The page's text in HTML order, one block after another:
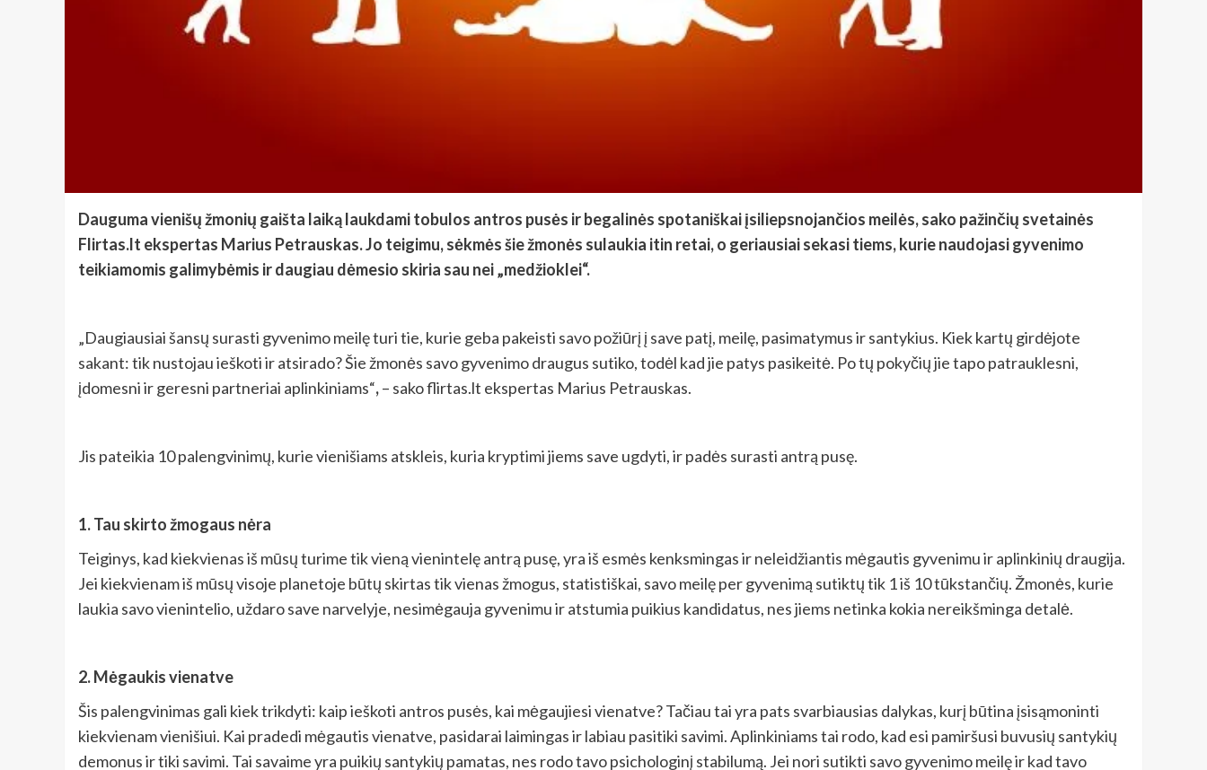
Dauguma vienišų žmonių gaišta laiką laukdami tobulos antros pusės ir begalinės spotaniškai įsiliepsnojančios meilės, sako pažinčių svetainės
Flirtas.lt ekspertas Marius Petrauskas. Jo teigimu, sėkmės šie žmonės sulaukia itin retai, o geriausiai sekasi tiems, kurie naudojasi gyvenimo
teikiamomis galimybėmis ir daugiau dėmesio skiria sau nei „medžioklei“.
„Daugiausiai šansų surasti gyvenimo meilę turi tie, kurie geba pakeisti savo požiūrį į save patį, meilę, pasimatymus ir santykius. Kiek kartų girdėjote
sakant: tik nustojau ieškoti ir atsirado? Šie žmonės savo gyvenimo draugus sutiko, todėl kad jie patys pasikeitė. Po tų pokyčių jie tapo patrauklesni,
įdomesni ir geresni partneriai aplinkiniams“,– sako flirtas.lt ekspertas Marius Petrauskas.
Jis pateikia 10 palengvinimų, kurie vienišiams atskleis, kuria kryptimi jiems save ugdyti, ir padės surasti antrą pusę.
1. Tau skirto žmogaus nėra
Teiginys, kad kiekvienas iš mūsų turime tik vieną vienintelę antrą pusę, yra iš esmės kenksmingas ir neleidžiantis mėgautis gyvenimu ir aplinkinių draugija.
Jei kiekvienam iš mūsų visoje planetoje būtų skirtas tik vienas žmogus, statistiškai, savo meilę per gyvenimą sutiktų tik 1 iš 10 tūkstančių. Žmonės, kurie
laukia savo vienintelio, uždaro save narvelyje, nesimėgauja gyvenimu ir atstumia puikius kandidatus, nes jiems netinka kokia nereikšminga detalė.
2. Mėgaukis vienatve
Šis palengvinimas gali kiek trikdyti: kaip ieškoti antros pusės, kai mėgaujiesi vienatve? Tačiau tai yra pats svarbiausias dalykas, kurį būtina įsisąmoninti
kiekvienam vienišiui. Kai pradedi mėgautis vienatve, pasidarai laimingas ir labiau pasitiki savimi. Aplinkiniams tai rodo, kad esi pamiršusi buvusių santykių
demonus ir tiki savimi. Tai savaime yra puikių santykių pamatas, nes rodo tavo psichologinį stabilumą. Jei nori sutikti savo gyvenimo meilę ir kad tavo